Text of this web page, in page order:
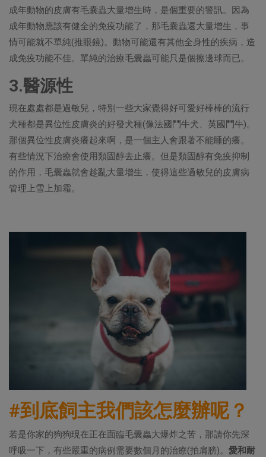
成年動物的皮膚有毛囊蟲大量增生時，是個重要的警訊。因為
成年動物應該有健全的免疫功能了，那毛囊蟲還大量增生，事
情可能就不單純(推眼鏡)。動物可能還有其他全身性的疾病，造
成免疫功能不佳。單純的治療毛囊蟲可能只是個擦邊球而已。
3.醫源性
現在處處都是過敏兒，特別一些大家覺得好可愛好棒棒的流行
犬種都是異位性皮膚炎的好發犬種(像法國鬥牛犬、英國鬥牛)。
那個異位性皮膚炎癢起來啊，是一個主人會跟著不能睡的癢。
有些情況下治療會使用類固醇去止癢。但是類固醇有免疫抑制
的作用，毛囊蟲就會趁亂大量增生，使得這些過敏兒的皮膚病
管理上雪上加霜。
#到底飼主我們該怎麼辦呢？
若是你家的狗狗現在正在面臨毛囊蟲大爆炸之苦，那請你先深
呼吸一下，有些嚴重的病例需要數個月的治療(拍肩膀)。 愛和耐